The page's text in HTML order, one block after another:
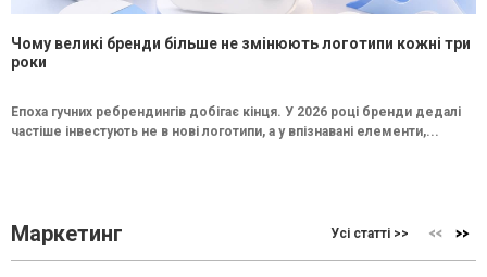
Чому великі бренди більше не змінюють логотипи кожні три
роки
Епоха гучних ребрендингів добігає кінця. У 2026 році бренди дедалі
частіше інвестують не в нові логотипи, а у впізнавані елементи,...
Маркетинг Усі статті >>